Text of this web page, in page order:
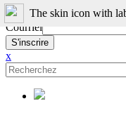
Nom
Courriel
x
The skin icon with